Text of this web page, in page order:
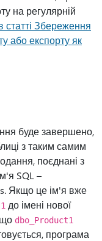
на регулярній
статті Збереження
або експорту як
буде завершено,
з таким самим
поєднані з
SQL –
Якщо це ім'я вже
1 до імені нової
dbo_Product1
програма